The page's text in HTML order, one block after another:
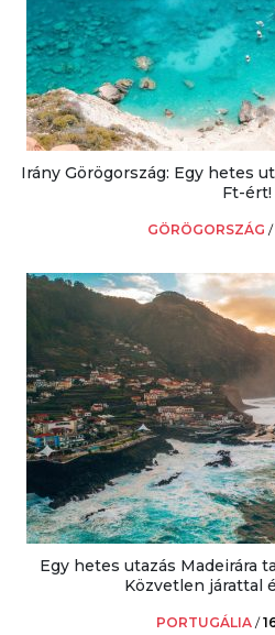
Irány Görögország: Egy hetes
Ft-ért!
GÖRÖGORSZÁG /
Egy hetes utazás Madeirára
Közvetlen járattal
PORTUGÁLIA /